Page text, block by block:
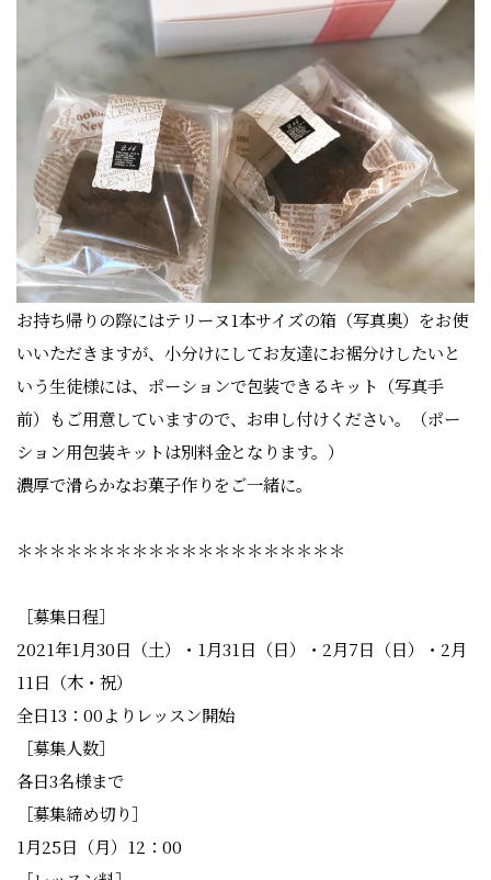
お持ち帰りの際にはテリーヌ1本サイズの箱（写真奥）をお使
いいただきますが、小分けにしてお友達にお裾分けしたいと
いう生徒様には、ポーションで包装できるキット（写真手
前）もご用意していますので、お申し付けください。（ポー
ション用包装キットは別料金となります。）
濃厚で滑らかなお菓子作りをご一緒に。
＊＊＊＊＊＊＊＊＊＊＊＊＊＊＊＊＊＊＊＊
［募集日程］
2021年1月30日（土）・1月31日（日）・2月7日（日）・2月
11日（木・祝）
全日13：00よりレッスン開始
［募集人数］
各日3名様まで
［募集締め切り］
1月25日（月）12：00